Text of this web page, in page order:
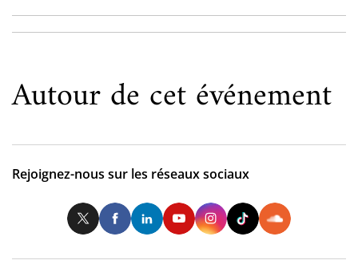
Autour de cet événement
Rejoignez-nous sur les réseaux sociaux
TwitterFacebookLinkedInYoutubeInstagram